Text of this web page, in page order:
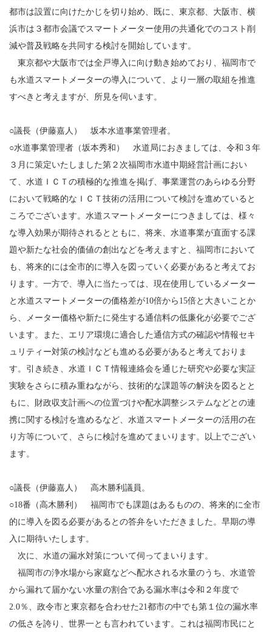
都市は設置に向けたかじを切り始め、既に、東京都、大阪市、横
浜市は３都市会議でスマートメーター使用の共通化でのコスト削
減や普及戦略を共同する検討を開始しています。
東京都や大阪市では全戸導入に向け動き始めており、福岡市で
も水道スマートメーターの導入について、より一層の取組を推進
すべきと考えますが、所見を伺います。
○議長（伊藤嘉人） 坂本水道事業管理者。
○水道事業管理者（坂本秀和） 水道局におきましては、令和３年
３月に策定いたしました第２次福岡市水道中期経営計画におい
て、水道ＩＣＴの積極的な推進を掲げ、事業運営のあらゆる分野
において戦略的なＩＣＴ技術の活用について検討を進めていると
ころでございます。水道スマートメーターにつきましては、様々
な導入効果が期待されるとともに、将来、水道事業が直面する課
題や新たな社会的価値の創出などを考えますと、福岡市において
も、将来的には全市的に導入を図っていく必要があると考えてお
ります。一方で、導入に当たっては、現在使用しているメーター
と水道スマートメーターの価格差が10倍から15倍と大きいことか
ら、メーター価格や新たに発生する通信料の低廉化が必要でござ
います。また、エリア環境に適合した通信方式の確認や情報セキ
ュリティー対策の検討なども進める必要があると考えておりま
す。引き続き、水道ＩＣＴ情報連絡会を通じた研究や必要な実証
実験をさらに積み重ねながら、技術的な課題等の解決を図るとと
もに、財政収支計画への位置づけや配水調整システムなどとの連
携に関する検討を進めるなど、水道スマートメーターの活用の在
り方等について、さらに検討を進めてまいります。以上でござい
ます。
○議長（伊藤嘉人） 高木勝利議員。
○18番（高木勝利） 福岡市でも課題はあるものの、将来的に全市
的に導入を図る必要があるとの答弁をいただきました。早期の導
入に期待いたします。
次に、水道の漏水対策について伺ってまいります。
福岡市の浄水場から家庭などへ配水される水量のうち、水道管
から漏れて届かない水量の割合である漏水率は令和２年度で
2.0％、政令市と東京都を合わせた21都市の中でも第１位の漏水率
の低さを誇り、世界一とも言われています。これは福岡市民にと